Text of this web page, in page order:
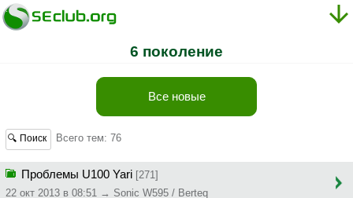
6 поколение
Все новые
🔍 Поиск Всего тем: 76
Проблемы U100 Yari [271]
22 окт 2013 в 08:51 → Sonic W595 / Berteq